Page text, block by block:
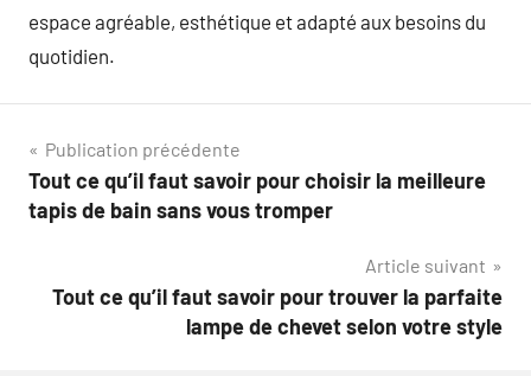
espace agréable, esthétique et adapté aux besoins du
quotidien.
Navigation
de
Publication précédente
Tout ce qu’il faut savoir pour choisir la meilleure
tapis de bain sans vous tromper
Article suivant
Tout ce qu’il faut savoir pour trouver la parfaite
lampe de chevet selon votre style